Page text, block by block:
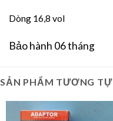
Dòng 16,8 vol
Bảo hành 06 tháng
SẢN PHẨM TƯƠNG TỰ